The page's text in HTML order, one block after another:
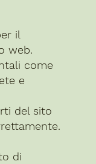
il
web.
come
e
del sito
di